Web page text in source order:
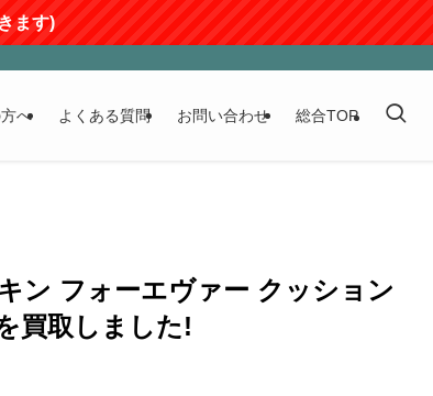
へ よくある質問 お問い合わせ 総合TOP
ン フォーエヴァー クッション
買取しました!